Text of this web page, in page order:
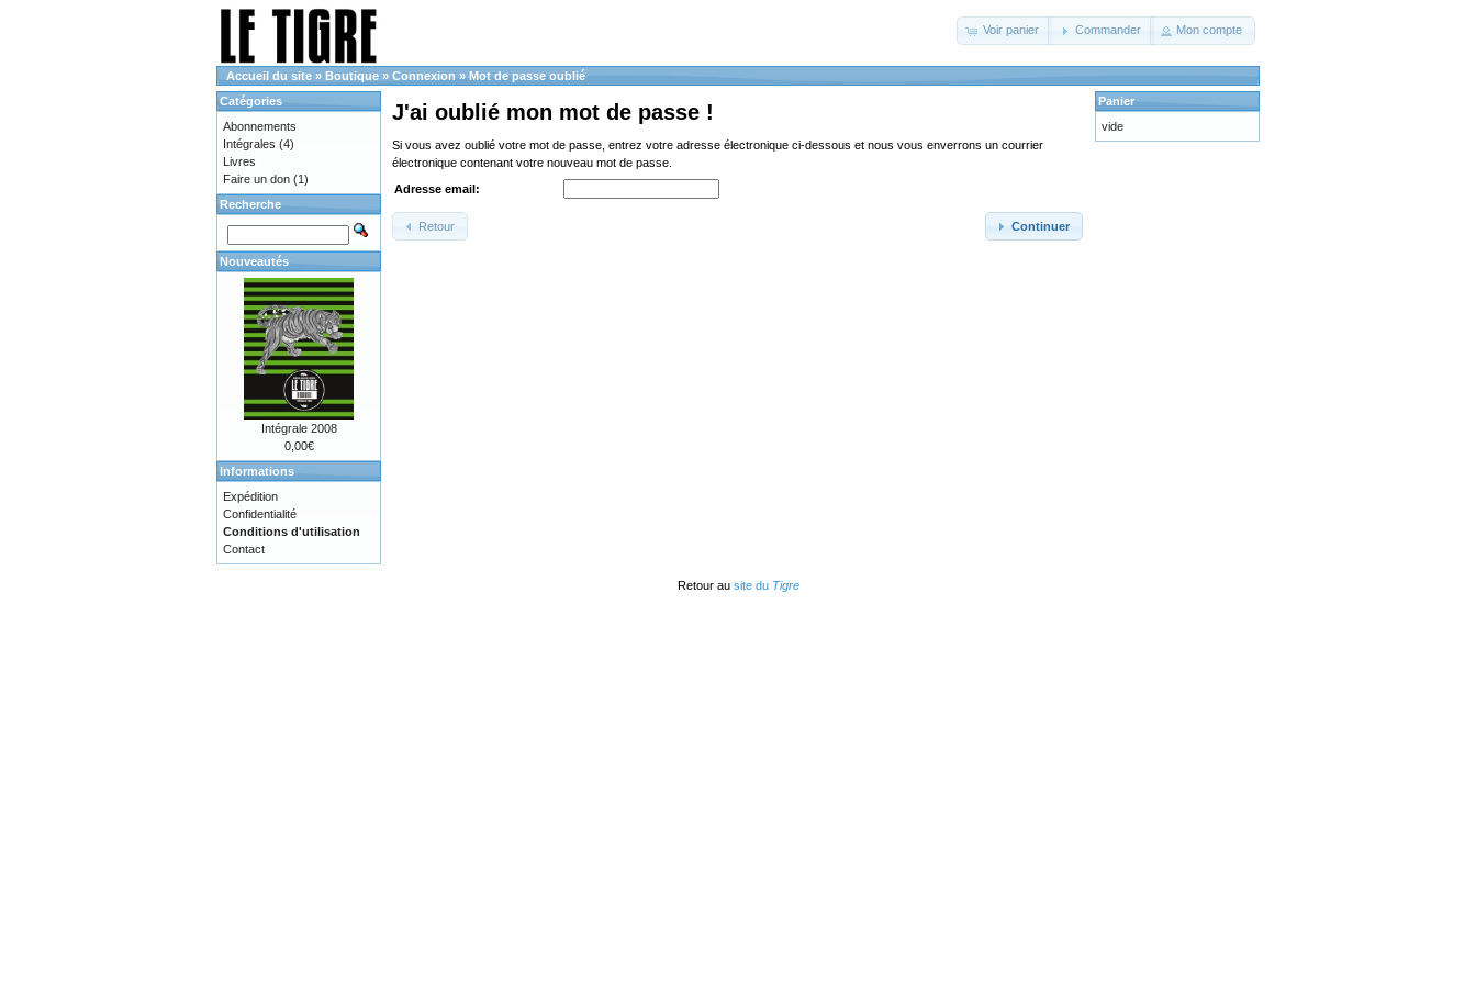
Voir panier Commander Mon compte
Accueil du site » Boutique » Connexion » Mot de passe oublié
J'ai oublié mon mot de passe !
Si vous avez oublié votre mot de passe, entrez votre adresse électronique ci-dessous et nous vous enverrons un courrier
électronique contenant votre nouveau mot de passe.
Adresse email:
Continuer
Retour
Catégories
Abonnements
Intégrales (4)
Livres
Faire un don (1)
Recherche
Nouveautés
Intégrale 2008
0,00€
Informations
Expédition
Confidentialité
Conditions d'utilisation
Contact
Panier
vide
Retour au site du Tigre